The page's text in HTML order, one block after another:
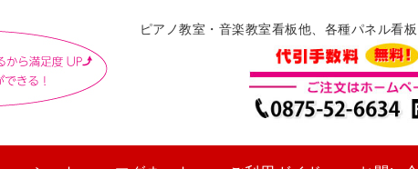
ピアノ教室・音楽教室看板他、各種パネル看